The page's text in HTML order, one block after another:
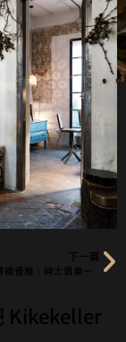
下一篇
獨家收藏倫敦的精緻優雅：紳士俱樂部 Gentlemen’s Club
Kikekeller